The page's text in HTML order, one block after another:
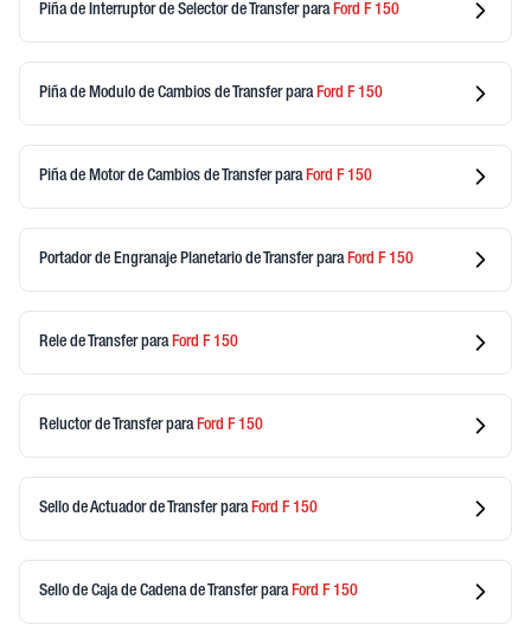
Piña de Interruptor de Selector de Transferpara Ford F 150
Piña de Modulo de Cambios de Transferpara Ford F 150
Piña de Motor de Cambios de Transferpara Ford F 150
Portador de Engranaje Planetario de Transferpara Ford F 150
Rele de Transferpara Ford F 150
Reluctor de Transferpara Ford F 150
Sello de Actuador de Transferpara Ford F 150
Sello de Caja de Cadena de Transferpara Ford F 150